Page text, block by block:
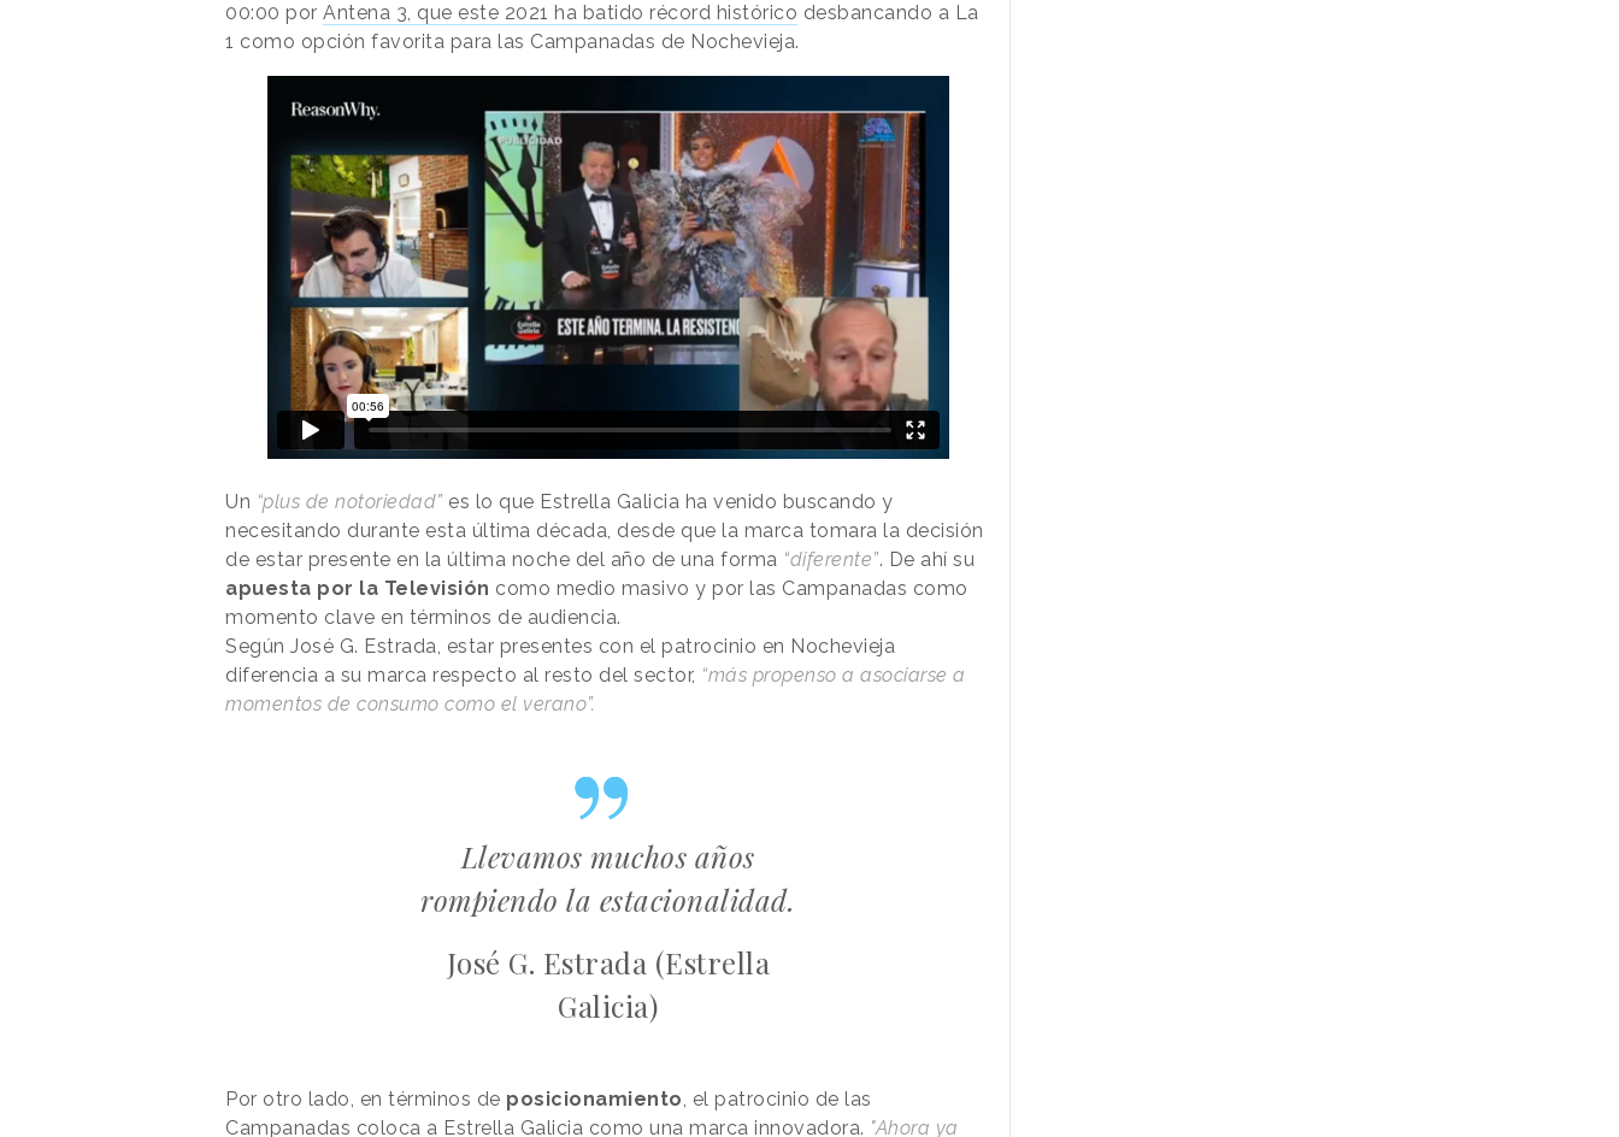
00:00 por Antena 3, que este 2021 ha batido récord histórico desbancando a La
1 como opción favorita para las Campanadas de Nochevieja.
Un “plus de notoriedad” es lo que Estrella Galicia ha venido buscando y
necesitando durante esta última década, desde que la marca tomara la decisión
de estar presente en la última noche del año de una forma “diferente”. De ahí su
apuesta por la Televisión como medio masivo y por las Campanadas como
momento clave en términos de audiencia.
Según José G. Estrada, estar presentes con el patrocinio en Nochevieja
diferencia a su marca respecto al resto del sector, “más propenso a asociarse a
momentos de consumo como el verano”.
Llevamos muchos años
rompiendo la estacionalidad.
José G. Estrada (Estrella
Galicia)
Por otro lado, en términos de posicionamiento, el patrocinio de las
Campanadas coloca a Estrella Galicia como una marca innovadora. "Ahora ya